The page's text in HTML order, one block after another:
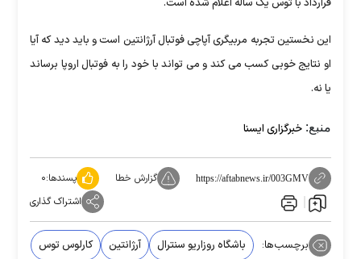
قرارداد با توس یک ساله اعلام شده است.
این نخستین تجربه مربیگری آپاچی فوتبال آرژانتین است و باید دید که آیا
او نتایج خوبی کسب می کند و می تواند با خود را به فوتبال اروپا برساند
یا نه.
منبع: خبرگزاری ایسنا
https://aftabnews.ir/003GMV گزارش خطا پسندها:۰
اشتراک گذاری
برچسب‌ها: باشگاه روزاریو سنترال آرژانتین
کارلوس توس